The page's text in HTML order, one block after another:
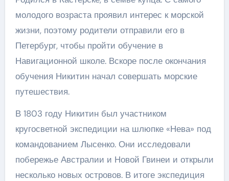
молодого возраста проявил интерес к морской
жизни, поэтому родители отправили его в
Петербург, чтобы пройти обучение в
Навигационной школе. Вскоре после окончания
обучения Никитин начал совершать морские
путешествия.
В 1803 году Никитин был участником
кругосветной экспедиции на шлюпке «Нева» под
командованием Лысенко. Они исследовали
побережье Австралии и Новой Гвинеи и открыли
несколько новых островов. В итоге экспедиция